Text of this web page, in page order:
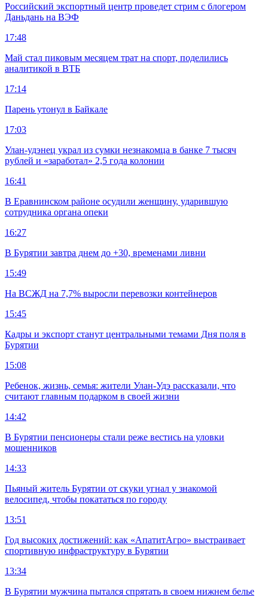
Российский экспортный центр проведет стрим с блогером
Даньдань на ВЭФ
17:48
Май стал пиковым месяцем трат на спорт, поделились
аналитикой в ВТБ
17:14
Парень утонул в Байкале
17:03
Улан-удэнец украл из сумки незнакомца в банке 7 тысяч
рублей и «заработал» 2,5 года колонии
16:41
В Еравнинском районе осудили женщину, ударившую
сотрудника органа опеки
16:27
В Бурятии завтра днем до +30, временами ливни
15:49
На ВСЖД на 7,7% выросли перевозки контейнеров
15:45
Кадры и экспорт станут центральными темами Дня поля в
Бурятии
15:08
Ребенок, жизнь, семья: жители Улан-Удэ рассказали, что
считают главным подарком в своей жизни
14:42
В Бурятии пенсионеры стали реже вестись на уловки
мошенников
14:33
Пьяный житель Бурятии от скуки угнал у знакомой
велосипед, чтобы покататься по городу
13:51
Год высоких достижений: как «АпатитАгро» выстраивает
спортивную инфраструктуру в Бурятии
13:34
В Бурятии мужчина пытался спрятать в своем нижнем белье